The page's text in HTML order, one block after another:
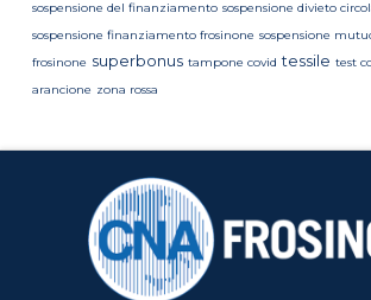
sospensione del finanziamento sospensione divieto
sospensione finanziamento frosinone sospensione
frosinone superbonus tampone covid tessile test
arancione zona rossa